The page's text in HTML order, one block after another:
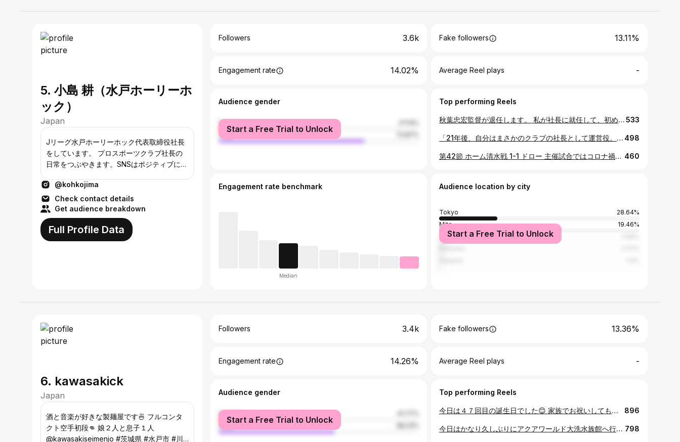
5. 小島 耕（水戸ホーリーホ
ック）
Japan
Jリーグ水戸ホーリーホック代表取締役社長
をしています。 プロスポーツクラブ社長の
日常をつぶやきます。SNSはポジティブに使
ラブ社長のリアル経営日記」も宜しくお願い
いたします！ #Jリーグ #スポーツビジネス
#水戸ホーリーホック #茨城 #水戸
@kohkojima
Check contact details
Get audience breakdown
Full Profile Data
Followers 3.6k Fake followers 13.11%
Engagement rate 14.02% Average Reel plays -
Audience gender
female
male
Start a Free Trial to Unlock
Top performing Reels
秋葉忠宏監督が退任します。 私が社長に就任して、初めての監督ですから、特別な感情がそこにはあります。 在任中の3年間はほとんどの時間がコロナ禍で、クラブの経営危機もあり、監督に十分なサポートをしてあげられなかったこと。観客動員も満足に戻せなかったことは本当に悔しいです。 それでも文句一つ言わず、時に多くの批判に晒されながら、否あえて自分に批判の矛先が向かうような発言でクラブの足らない部分をフォローしてくれたこと、どんな時もクラブのためにファイトし続けてくれたことにプロの真髄を見ました。 そして監督はフロントの施策を本当によく理解してくれていました。今季から実施したホームタウンPR大使のようなシーズン中の選手稼働施策のほとんどに快く対応してくれる現場の指揮官はそう多くはないと思います。 「社長、いつも美味しそうなプリン食べてますね〜！！」 私のSNSも常にチェックして、それを話題にしてくれて「いつそんな時間があるんだろう？」といつも思っていました。笑 アウェイゲーム時の「社長、今日はサポーター何人ぐらい来てくれています？横断幕はどれくらい出ていますか？」の質問ももう受けられないのかと思うと少し寂しいです。 This is Football This is 水戸ホーリーホック 西村GMと3人で監督と水戸ホーリーホックの未来、日本サッカーのあるべき姿を議論した時間は私の宝物です。 監督が退任を決めた直後、御礼を伝える際にめちゃくちゃ泣いてしまってすみませんでした。まだ自分は本当のプロの世界に慣れてなくて。 この先は監督のよく使う「アグレッシブに獰猛に」クラブを成長させることが私の恩返しだと思っています。 3年間、本当に有難うございました。 またいつか。 #水戸ホーリーホック #秋葉忠宏 ※一部お写真をサポーターの方から頂戴しました。533
「21年後、自分はまさかのクラブの社長として運営役。そこに鈴木隆行さんが来てくれて、大事な試合を全力で盛り上げてくれて、帰りの日立駅でサッカーを語りながら、一緒に電車までの時間を潰すことになるよ」 21年前の新潟。 あの日の自分に言っても信じられないですね。笑 先日、日立市で開催させていただいたエリートリーグ。 鈴木隆行さんにもトークショー&サイン会そして試合後のサッカー教室でご協力をいただきました。 日本中を熱狂させた2002年ワールドカップベルギー戦でのゴール。あれから20年も経つのですね。 それ以上に私が印象に残っているのは前年、新潟で行われたコンフェデレーションズカップ、カメルーン戦での2ゴール。 現地で感じたあの日の興奮は今でも強く覚えています。あれでトルシエの信頼を一気に勝ち取ったもんなぁ。 「水戸は自分が居た頃より、かなり良いクラブになってる。頑張ってください、応援しています！」 嬉しい言葉を胸に、今日も頑張ります！ #鈴木隆行 さん #日本代表 #2002年ワールドカップ #2001年コンフェデレーションズカップ #私大ファン #鹿島アントラーズ #水戸ホーリーホック 498
第42節 ホーム清水戦 1-1 ドロー 主催試合ではコロナ禍以降最多の9,219人のファンサポーターの皆さんがスタジアムに足を運んでいただきました。 特に清水サポーターの数は凄まじかったですね。 いろいろ運営面での不備もあったかと思います。 来季以降、しかと改善して参ります。 試合は引き分け。 前節の大敗からのリバウンドメンタリティ。 選手たちは昇格を目前にしたチーム相手に一歩も引かず、逞しい戦いを見せてくれたと思います。 昇格阻止。 選手たちの意地を見ました。 素晴らしかった。 試合後、私の挨拶の際にサポーターが一枚の横断幕を出してくれました。 「育成型クラブだとしても結果を持ってクラブの前進を」 その通りだと思います。 11勝14分17敗、勝ち点47、17位。 満足いく結果ではありません。 今季は皆さんをガッカリとさせ、帰路に着かせてしまった試合が多かった。 月曜日、皆さんを気が重いまま仕事や学校へ送り出すことになってしまった。 心から申し訳なく思います。 強くなりたい。 強くなる。 皆の想いに応えるに必要なこと、為すべきこと。 それだけを考えて、明日から2024シーズンへの準備を始めて参ります。 2023シーズン、42試合。 本当にありがとうございました。 #水戸ホーリーホック 460
Engagement rate benchmark
Median
Audience location by city
Tokyo
28.64%
Mito
19.46%
Yokohama
Start a Free Trial to Unlock
6. kawasakick
Japan
酒と音楽が好きな製麺屋です🍜 フルコンタ
クト空手初段👊 娘２人と息子１人
@kawasakiseimenjo #茨城県 #水戸市 #川
Followers 3.4k Fake followers 13.36%
Engagement rate 14.26% Average Reel plays -
Audience gender
female
male
Start a Free Trial to Unlock
Top performing Reels
今日は４７回目の誕生日でした😊 家族でお祝いしてもらってます🎂 もぐもぐさんのケーキ美味しかった！ コメント、メッセージいただいた皆様ありがとうございました🙇 #誕生日 #こどもの日 #オレンジタルトの店mogumogu 896
今日はかなり久しぶりにアクアワールド大洗水族館へ行ってきました。 今日は他県ナンバーの車がけっこう多かったですが、コロナ対策されていて、お客さん達もほぼ100％マスクしてたので安心でした。 しばらく行ってない間に新しい展示があって楽しかった😊 イルカとカワウソ可愛かったです👍 #アクアワールド大洗水族館 #大洗水族館 #イルカショー #カワウソ #茨城県 798